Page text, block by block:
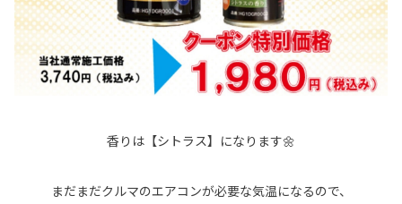
香りは【シトラス】になります🌼
まだまだクルマのエアコンが必要な気温になるので、